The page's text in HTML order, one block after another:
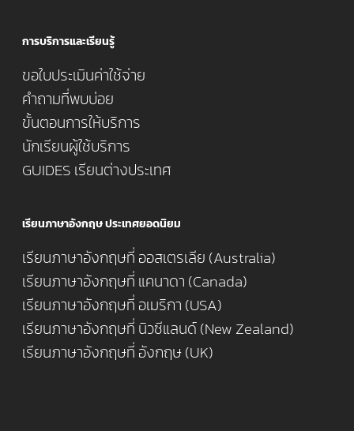
การบริการและเรียนรู้
ขอใบประเมินค่าใช้จ่าย
คำถามที่พบบ่อย
ขั้นตอนการให้บริการ
นักเรียนผู้ใช้บริการ
GUIDES เรียนต่างประเทศ
เรียนภาษาอังกฤษ ประเทศยอดนิยม
เรียนภาษาอังกฤษที่ ออสเตรเลีย (Australia)
เรียนภาษาอังกฤษที่ แคนาดา (Canada)
เรียนภาษาอังกฤษที่ อเมริกา (USA)
เรียนภาษาอังกฤษที่ นิวซีแลนด์ (New Zealand)
เรียนภาษาอังกฤษที่ อังกฤษ (UK)